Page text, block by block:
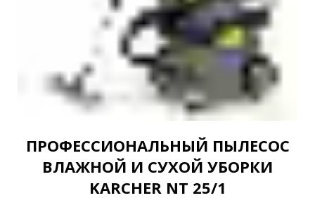
ПРОФЕССИОНАЛЬНЫЙ ПЫЛЕСОС
ВЛАЖНОЙ И СУХОЙ УБОРКИ
KARCHER NT 25/1